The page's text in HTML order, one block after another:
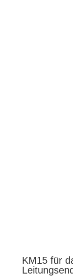
KM15 für